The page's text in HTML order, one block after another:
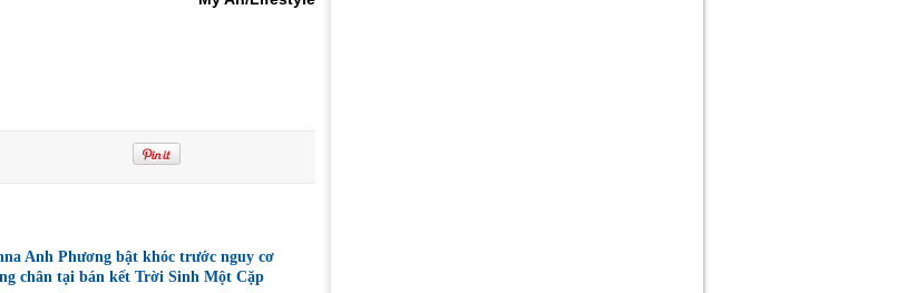
Anh Phương bật khóc trước nguy cơ
chân tại bán kết Trời Sinh Một Cặp